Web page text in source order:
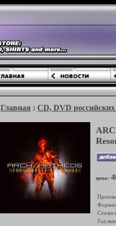
Главная : CD, DVD
цена:
Год